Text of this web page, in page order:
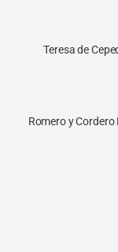
Teresa de
Romero y